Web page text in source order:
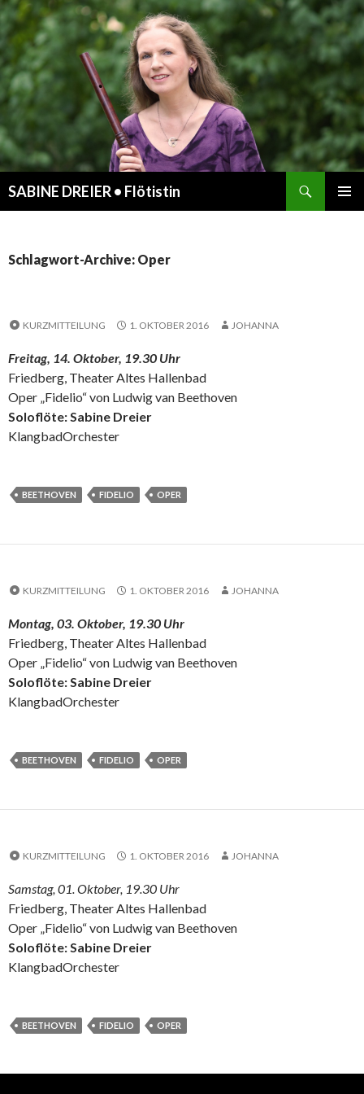
SABINE DREIER • Flötistin
Schlagwort-Archive: Oper
KURZMITTEILUNG 1. OKTOBER 2016 JOHANNA
Freitag, 14. Oktober, 19.30 Uhr
Friedberg, Theater Altes Hallenbad
Oper „Fidelio“ von Ludwig van Beethoven
Soloflöte: Sabine Dreier
KlangbadOrchester
BEETHOVEN FIDELIO OPER
KURZMITTEILUNG 1. OKTOBER 2016 JOHANNA
Montag, 03. Oktober, 19.30 Uhr
Friedberg, Theater Altes Hallenbad
Oper „Fidelio“ von Ludwig van Beethoven
Soloflöte: Sabine Dreier
KlangbadOrchester
BEETHOVEN FIDELIO OPER
KURZMITTEILUNG 1. OKTOBER 2016 JOHANNA
Samstag, 01. Oktober, 19.30 Uhr
Friedberg, Theater Altes Hallenbad
Oper „Fidelio“ von Ludwig van Beethoven
Soloflöte: Sabine Dreier
KlangbadOrchester
BEETHOVEN FIDELIO OPER